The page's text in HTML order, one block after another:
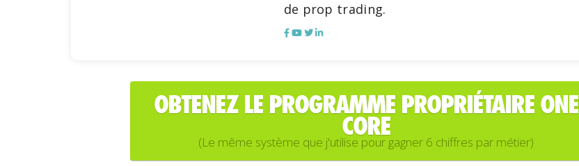
de prop trading.
OBTENEZ LE PROGRAMME PROPRIÉTAIRE ONE
CORE
(Le même système que j'utilise pour gagner 6 chiffres par métier)